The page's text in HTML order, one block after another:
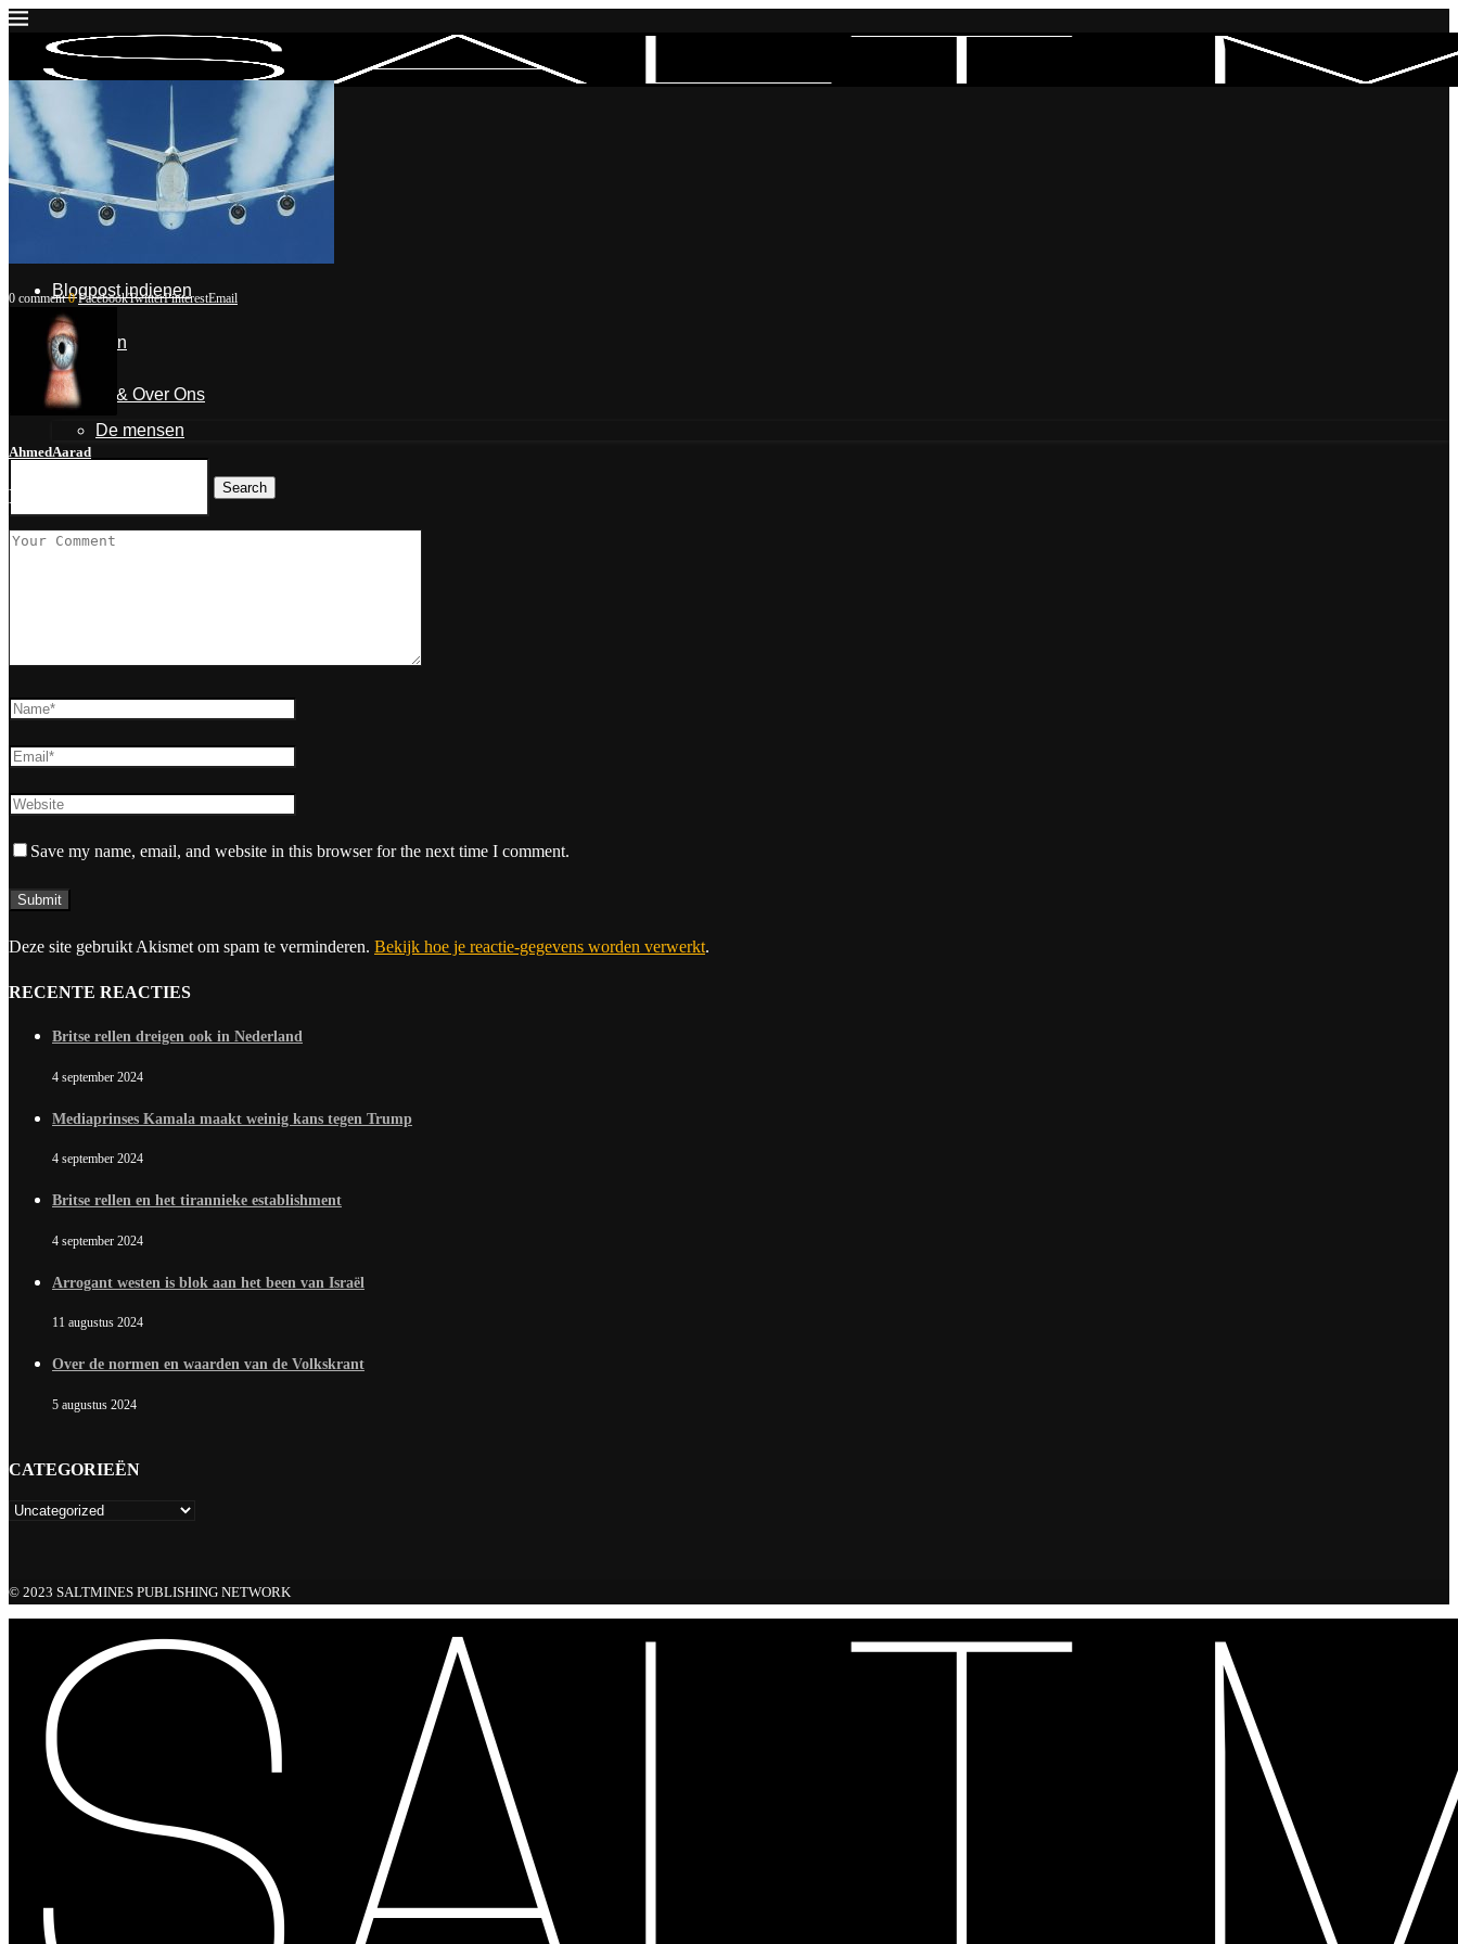
Inloggen
Mijn account
Blogpost indienen
Uitloggen
Contact & Over Ons
De mensen
Search
0 comment 0 FacebookTwitterPinterestEmail
AhmedAarad
Leave a Comment
Save my name, email, and website in this browser for the next time I comment.
Deze site gebruikt Akismet om spam te verminderen. Bekijk hoe je reactie-gegevens worden verwerkt.
RECENTE REACTIES
Britse rellen dreigen ook in Nederland
4 september 2024
Mediaprinses Kamala maakt weinig kans tegen Trump
4 september 2024
Britse rellen en het tirannieke establishment
4 september 2024
Arrogant westen is blok aan het been van Israël
11 augustus 2024
Over de normen en waarden van de Volkskrant
5 augustus 2024
CATEGORIEËN
© 2023 SALTMINES PUBLISHING NETWORK